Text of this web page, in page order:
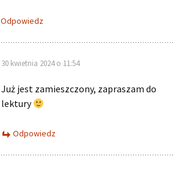
Odpowiedz
30 kwietnia 2024 o 11:54
Już jest zamieszczony, zapraszam do
lektury
Odpowiedz